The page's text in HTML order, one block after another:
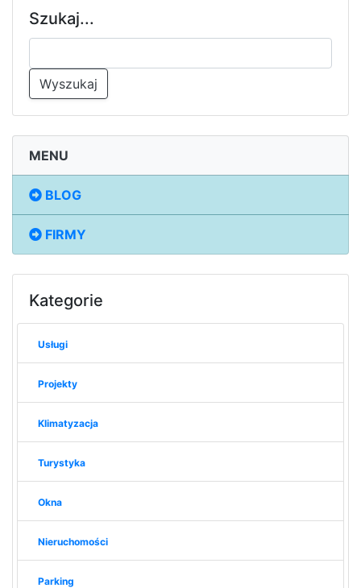
Szukaj...
Wyszukaj
MENU
BLOG
FIRMY
Kategorie
Usługi
Projekty
Klimatyzacja
Turystyka
Okna
Nieruchomości
Parking